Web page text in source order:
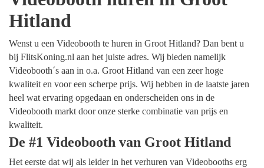
Hitland
Wenst u een Videobooth te huren in Groot Hitland? Dan bent u
bij FlitsKoning.nl aan het juiste adres. Wij bieden namelijk
Videobooth´s aan in o.a. Groot Hitland van een zeer hoge
kwaliteit en voor een scherpe prijs. Wij hebben in de laatste jaren
heel wat ervaring opgedaan en onderscheiden ons in de
Videobooth markt door onze sterke combinatie van prijs en
kwaliteit.
De #1 Videobooth van Groot Hitland
Het eerste dat wij als leider in het verhuren van Videobooths erg